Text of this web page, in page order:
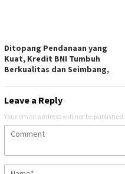
Ditopang Pendanaan yang
Kuat, Kredit BNI Tumbuh
Berkualitas dan Seimbang,
Leave a Reply
Your email address will not be published.